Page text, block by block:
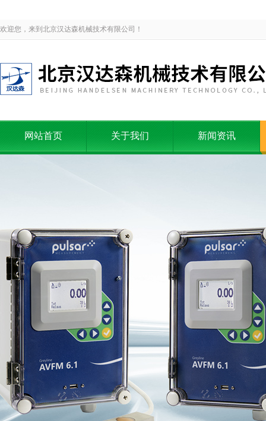
欢迎您，来到北京汉达森机械技术有限公司！
网站首页 关于我们 新闻资讯